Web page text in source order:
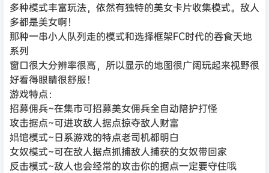
多种模式丰富玩法，依然有独特的美女卡片收集模式。敌人
多都是美女啊！
那种一串小人队列走的模式和选择框架FC时代的吞食天地
系列
窗口很大分辨率很高，所以显示的地图很广阔玩起来视野很
好看得眼睛很舒服！
游戏特点：
招募佣兵~在集市可招募美女佣兵全自动陪护打怪
攻击据点~可进攻敌人据点掠夺敌人财富
娼馆模式~日系游戏的特点老司机都明白
女奴模式~可在敌人据点抓捕敌人捕获的女奴带回家
反击模式~敌人也会经常的攻击你的据点一定要守住哦